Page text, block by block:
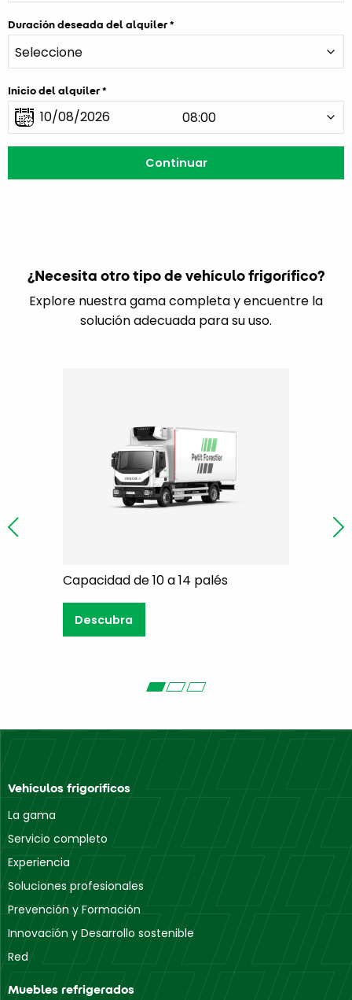
Duración deseada del alquiler
Inicio del alquiler
¿Necesita otro tipo de vehículo frigorífico?
Explore nuestra gama completa y encuentre la
solución adecuada para su uso.
10 a 14 palés Capacidad de 15 a 17 palés
Vehículos frigoríficos
La gama
Servicio completo
Experiencia
Soluciones profesionales
Prevención y Formación
Innovación y Desarrollo sostenible
Red
Muebles refrigerados